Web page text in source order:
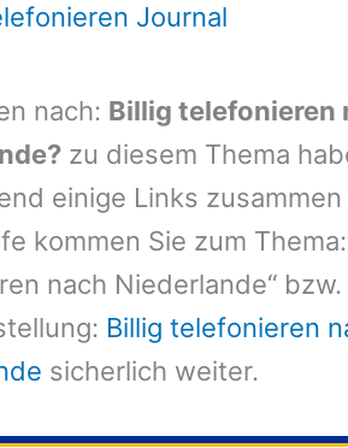
Journal
nach: Billig telefonieren
zu diesem Thema
einige Links
kommen Sie zum Thema:
nach Niederlande“
Billig telefonieren
sicherlich weiter.